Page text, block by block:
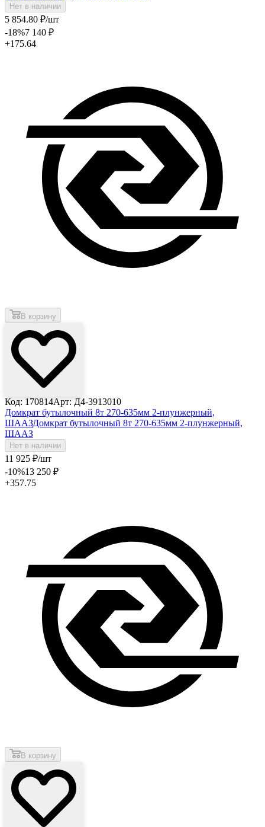
Нет в наличии
5 854.80 ₽/шт
-18%7 140 ₽
+175.64
В корзину
Код: 170814Арт: Д4-3913010
Домкрат бутылочный 8т 270-635мм 2-плунжерный,
ШААЗДомкрат бутылочный 8т 270-635мм 2-плунжерный,
ШААЗ
Нет в наличии
11 925 ₽/шт
-10%13 250 ₽
+357.75
В корзину